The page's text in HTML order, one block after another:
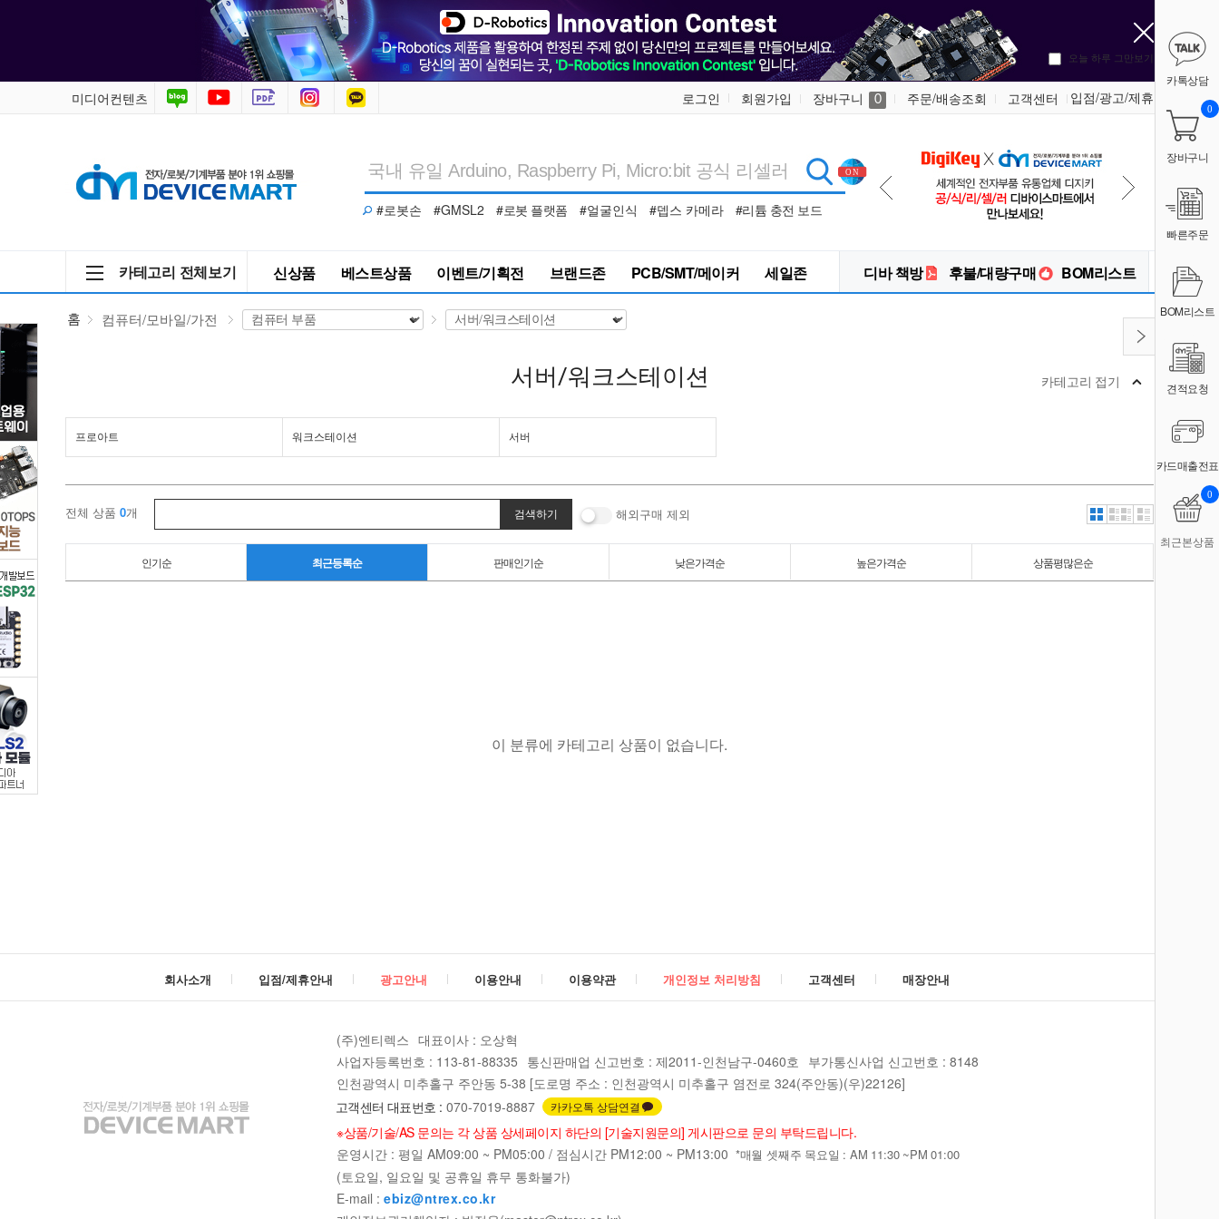
>
컴
퓨
터
부
품
>
서
버/
워
크
스
/
디
오늘 하루 그만보기
미디어컨텐츠 로그인 회원가입 장바구니 0 주문/배송조회 고객센터 입점/광고/제휴
#로봇손 #GMSL2 #로봇 플랫폼 #얼굴인식 #뎁스 카메라 #리튬 충전 보드
카테고리 전체보기 신상품 베스트상품 이벤트/기획전 브랜드존 PCB/SMT/메이커 세일존 디바 책방 후불/대량구매 BOM리스트
카톡상담
장바구니
0
빠른주문
BOM리스트
견적요청
카드매출전표
최근본상품
0
홈 컴퓨터/모바일/가전
서버/워크스테이션 카테고리 접기
프로아트 워크스테이션 서버
전체 상품 0개 해외구매 제외
인기순 최근등록순 판매인기순 낮은가격순 높은가격순 상품평많은순
이 분류에 카테고리 상품이 없습니다.
회사소개 입점/제휴안내 광고안내 이용안내 이용약관 개인정보 처리방침 고객센터 매장안내
(주)엔티렉스 대표이사 : 오상혁
사업자등록번호 : 113-81-88335 통신판매업 신고번호 : 제2011-인천남구-0460호 부가통신사업 신고번호 : 8148
인천광역시 미추홀구 주안동 5-38 [도로명 주소 : 인천광역시 미추홀구 염전로 324(주안동)(우)22126]
고객센터 대표번호 : 070-7019-8887 카카오톡 상담연결
※상품/기술/AS 문의는 각 상품 상세페이지 하단의 [기술지원문의] 게시판으로 문의 부탁드립니다.
운영시간 : 평일 AM09:00 ~ PM05:00 / 점심시간 PM12:00 ~ PM13:00 *매월 셋째주 목요일 : AM 11:30 ~PM 01:00
(토요일, 일요일 및 공휴일 휴무 통화불가)
E-mail : ebiz@ntrex.co.kr